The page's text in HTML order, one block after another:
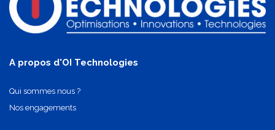
A propos d'OI Technologies
Qui sommes nous ?
Nos engagements